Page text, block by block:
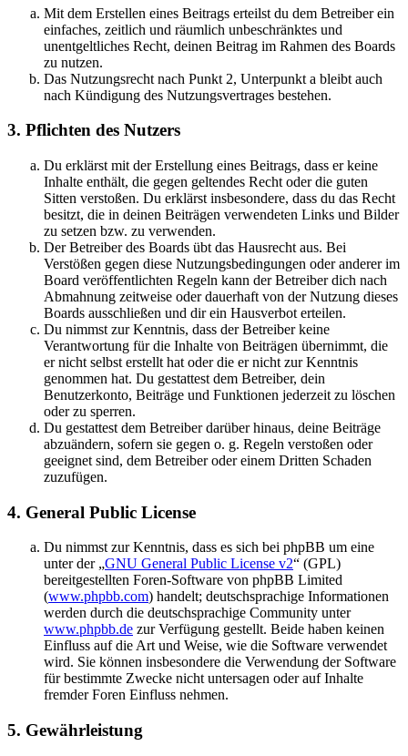
Mit dem Erstellen eines Beitrags erteilst du dem Betreiber ein
einfaches, zeitlich und räumlich unbeschränktes und
unentgeltliches Recht, deinen Beitrag im Rahmen des Boards
zu nutzen.
Das Nutzungsrecht nach Punkt 2, Unterpunkt a bleibt auch
nach Kündigung des Nutzungsvertrages bestehen.
3. Pflichten des Nutzers
Du erklärst mit der Erstellung eines Beitrags, dass er keine
Inhalte enthält, die gegen geltendes Recht oder die guten
Sitten verstoßen. Du erklärst insbesondere, dass du das Recht
besitzt, die in deinen Beiträgen verwendeten Links und Bilder
zu setzen bzw. zu verwenden.
Der Betreiber des Boards übt das Hausrecht aus. Bei
Verstößen gegen diese Nutzungsbedingungen oder anderer im
Board veröffentlichten Regeln kann der Betreiber dich nach
Abmahnung zeitweise oder dauerhaft von der Nutzung dieses
Boards ausschließen und dir ein Hausverbot erteilen.
Du nimmst zur Kenntnis, dass der Betreiber keine
Verantwortung für die Inhalte von Beiträgen übernimmt, die
er nicht selbst erstellt hat oder die er nicht zur Kenntnis
genommen hat. Du gestattest dem Betreiber, dein
Benutzerkonto, Beiträge und Funktionen jederzeit zu löschen
oder zu sperren.
Du gestattest dem Betreiber darüber hinaus, deine Beiträge
abzuändern, sofern sie gegen o. g. Regeln verstoßen oder
geeignet sind, dem Betreiber oder einem Dritten Schaden
zuzufügen.
4. General Public License
Du nimmst zur Kenntnis, dass es sich bei phpBB um eine
unter der „GNU General Public License v2“ (GPL)
bereitgestellten Foren-Software von phpBB Limited
(www.phpbb.com) handelt; deutschsprachige Informationen
werden durch die deutschsprachige Community unter
www.phpbb.de zur Verfügung gestellt. Beide haben keinen
Einfluss auf die Art und Weise, wie die Software verwendet
wird. Sie können insbesondere die Verwendung der Software
für bestimmte Zwecke nicht untersagen oder auf Inhalte
fremder Foren Einfluss nehmen.
5. Gewährleistung